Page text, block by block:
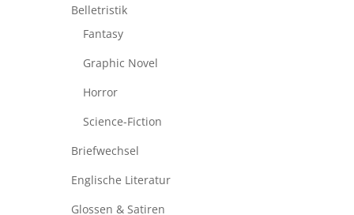
Belletristik
Fantasy
Graphic Novel
Horror
Science-Fiction
Briefwechsel
Englische Literatur
Glossen & Satiren